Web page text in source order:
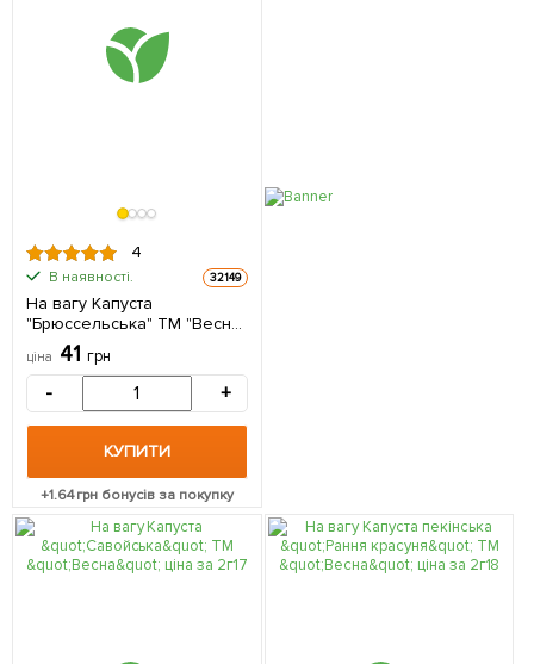
4
В наявності. 32149
На вагу Капуста
"Брюссельська" ТМ "Весна"
ціна за 2г
ціна 41 грн
- +
КУПИТИ
+1.64грн бонусів за покупку